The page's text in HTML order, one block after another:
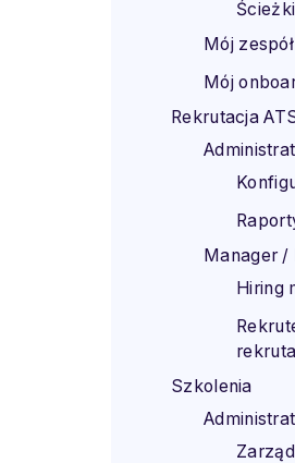
Mój zespół
Mój
Rekrutacja
Manager /
Hiring
Szkolenia